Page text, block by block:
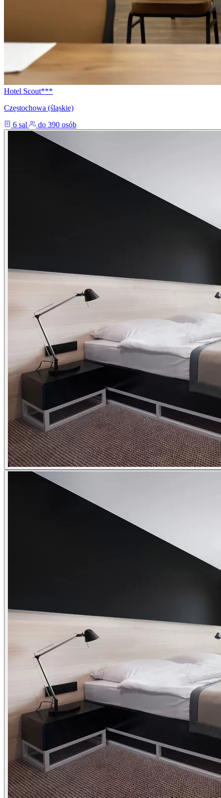
Hotel Scout***
Częstochowa (śląskie)
6 sal
do 390 osób